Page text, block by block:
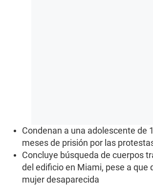
Condenan a una adolescente de
meses de prisión por las
Concluye búsqueda de cuerpos
del edificio en Miami, pese a que
mujer desaparecida